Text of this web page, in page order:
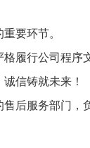
要环节。
履行公司程序
信铸就未来！
后服务部门，